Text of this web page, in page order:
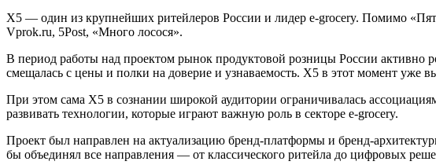
X5 — один из крупнейших ритейлеров России и лидер e-grocery. Помимо
Vprok.ru, 5Post, «Много лосося».
В период работы над проектом рынок продуктовой розницы России активно
смещалась с цены и полки на доверие и узнаваемость. X5 в этот момент уже
При этом сама X5 в сознании широкой аудитории ограничивалась
развивать технологии, которые играют важную роль в секторе e-grocery.
Проект был направлен на актуализацию бренд-платформы и бренд-
бы объединял все направления — от классического ритейла до цифровых